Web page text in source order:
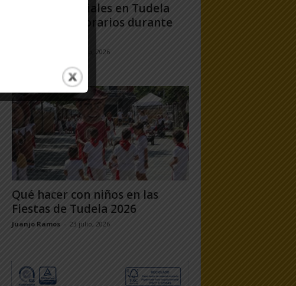
Fuegos artificiales en Tudela
2026: días y horarios durante
24 julio, 2026
Qué hacer con niños en las
Fiestas de Tudela 2026
Juanjo Ramos - 23 julio, 2026